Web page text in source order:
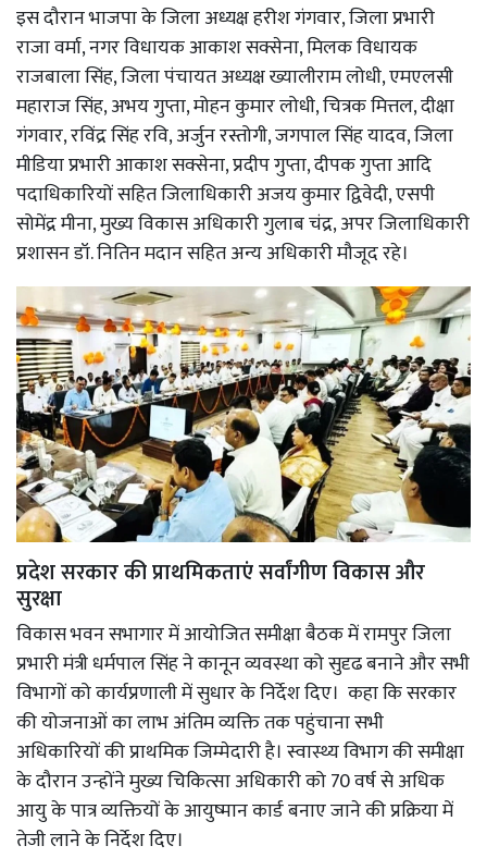
इस दौरान भाजपा के जिला अध्यक्ष हरीश गंगवार, जिला प्रभारी
राजा वर्मा, नगर विधायक आकाश सक्सेना, मिलक विधायक
राजबाला सिंह, जिला पंचायत अध्यक्ष ख्यालीराम लोधी, एमएलसी
महाराज सिंह, अभय गुप्ता, मोहन कुमार लोधी, चित्रक मित्तल, दीक्षा
गंगवार, रविंद्र सिंह रवि, अर्जुन रस्तोगी, जगपाल सिंह यादव, जिला
मीडिया प्रभारी आकाश सक्सेना, प्रदीप गुप्ता, दीपक गुप्ता आदि
पदाधिकारियों सहित जिलाधिकारी अजय कुमार द्विवेदी, एसपी
सोमेंद्र मीना, मुख्य विकास अधिकारी गुलाब चंद्र, अपर जिलाधिकारी
प्रशासन डॉ. नितिन मदान सहित अन्य अधिकारी मौजूद रहे।
प्रदेश सरकार की प्राथमिकताएं सर्वांगीण विकास और
सुरक्षा
विकास भवन सभागार में आयोजित समीक्षा बैठक में रामपुर जिला
प्रभारी मंत्री धर्मपाल सिंह ने कानून व्यवस्था को सुदृढ बनाने और सभी
विभागों को कार्यप्रणाली में सुधार के निर्देश दिए। कहा कि सरकार
की योजनाओं का लाभ अंतिम व्यक्ति तक पहुंचाना सभी
अधिकारियों की प्राथमिक जिम्मेदारी है। स्वास्थ्य विभाग की समीक्षा
के दौरान उन्होंने मुख्य चिकित्सा अधिकारी को 70 वर्ष से अधिक
आयु के पात्र व्यक्तियों के आयुष्मान कार्ड बनाए जाने की प्रक्रिया में
तेजी लाने के निर्देश दिए।